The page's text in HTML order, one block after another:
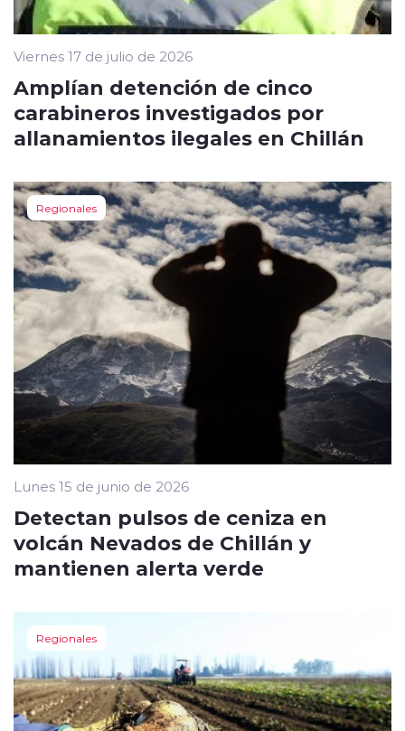
Viernes 17 de julio de 2026
Amplían detención de cinco
carabineros investigados por
allanamientos ilegales en Chillán
Regionales
Lunes 15 de junio de 2026
Detectan pulsos de ceniza en
volcán Nevados de Chillán y
mantienen alerta verde
Regionales